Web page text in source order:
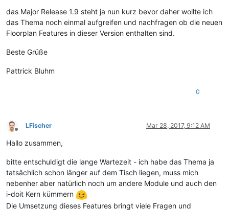
das Major Release 1.9 steht ja nun kurz bevor daher wollte ich
das Thema noch einmal aufgreifen und nachfragen ob die neuen
Floorplan Features in dieser Version enthalten sind.
Beste Grüße
Pattrick Bluhm
0
Offline
LFischer Mar 28, 2017, 9:12 AM
Hallo zusammen,
bitte entschuldigt die lange Wartezeit - ich habe das Thema ja
tatsächlich schon länger auf dem Tisch liegen, muss mich
nebenher aber natürlich noch um andere Module und auch den
i-doit Kern kümmern
Die Umsetzung dieses Features bringt viele Fragen und